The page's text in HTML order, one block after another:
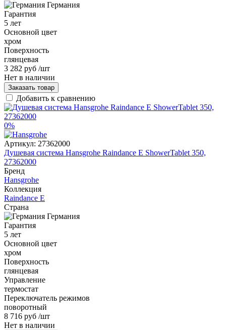
Германия
Гарантия
5 лет
Основной цвет
хром
Поверхность
глянцевая
3 282 руб /шт
Нет в наличии
Заказать товар
Добавить к сравнению
0%
Артикул: 27362000
Душевая система Hansgrohe Raindance E ShowerTablet 350,
27362000
Бренд
Hansgrohe
Коллекция
Raindance E
Страна
Германия
Гарантия
5 лет
Основной цвет
хром
Поверхность
глянцевая
Управление
термостат
Переключатель режимов
поворотный
8 716 руб /шт
Нет в наличии